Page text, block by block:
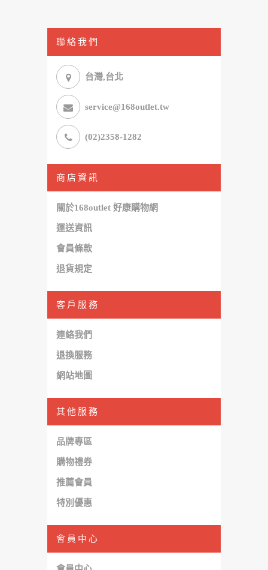
聯絡我們
台灣,台北
service@168outlet.tw
(02)2358-1282
商店資訊
關於168outlet 好康購物網
運送資訊
會員條款
退貨規定
客戶服務
連絡我們
退換服務
網站地圖
其他服務
品牌專區
購物禮券
推薦會員
特別優惠
會員中心